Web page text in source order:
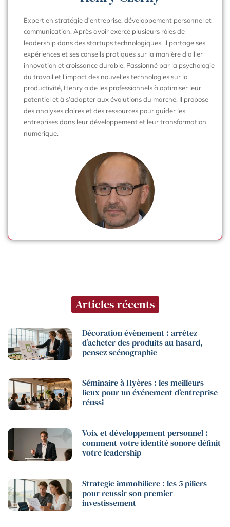
Expert en stratégie d’entreprise, développement personnel et
communication. Après avoir exercé plusieurs rôles de
leadership dans des startups technologiques, il partage ses
expériences et ses conseils pratiques sur la manière d’allier
innovation et croissance durable. Passionné par la psychologie
du travail et l’impact des nouvelles technologies sur la
productivité, Henry aide les professionnels à optimiser leur
potentiel et à s’adapter aux évolutions du marché. Il propose
des analyses claires et des ressources pour guider les
entreprises dans leur développement et leur transformation
numérique.
Articles récents
Décoration évènement : arrêtez
d’acheter des produits au hasard,
pensez scénographie
Séminaire à Hyères : les meilleurs
lieux pour un événement d’entreprise
réussi
Voix et développement personnel :
comment votre identité sonore définit
votre leadership
Strategie immobiliere : les 5 piliers
pour reussir son premier
investissement